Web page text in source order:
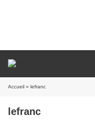
Accueil » lefranc
lefranc